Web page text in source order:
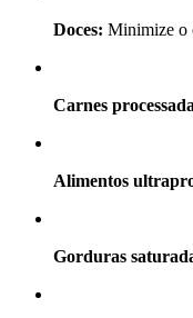
Doces: Minimize o
Carnes
Alimentos
Gorduras